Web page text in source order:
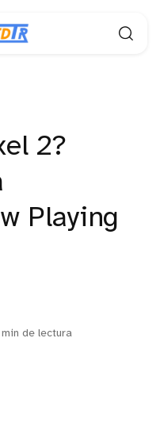
2?
Playing
de lectura